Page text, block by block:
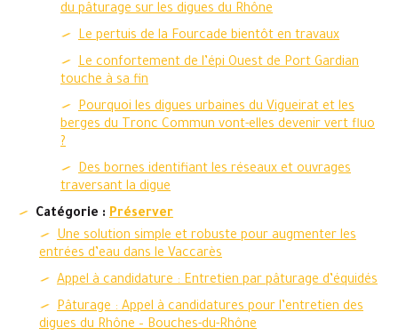
du pâturage sur les digues du Rhône
Le pertuis de la Fourcade bientôt en travaux
Le confortement de l’épi Ouest de Port Gardian
touche à sa fin
Pourquoi les digues urbaines du Vigueirat et les
berges du Tronc Commun vont-elles devenir vert fluo
?
Des bornes identifiant les réseaux et ouvrages
traversant la digue
Catégorie : Préserver
Une solution simple et robuste pour augmenter les
entrées d’eau dans le Vaccarès
Appel à candidature : Entretien par pâturage d’équidés
Pâturage : Appel à candidatures pour l’entretien des
digues du Rhône – Bouches-du-Rhône